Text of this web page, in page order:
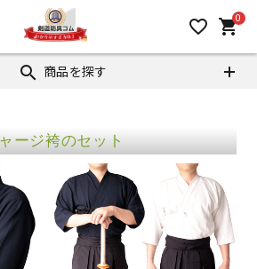
favorite_border 0
shopping_cart
search 商品を探す
ージ袴のセット